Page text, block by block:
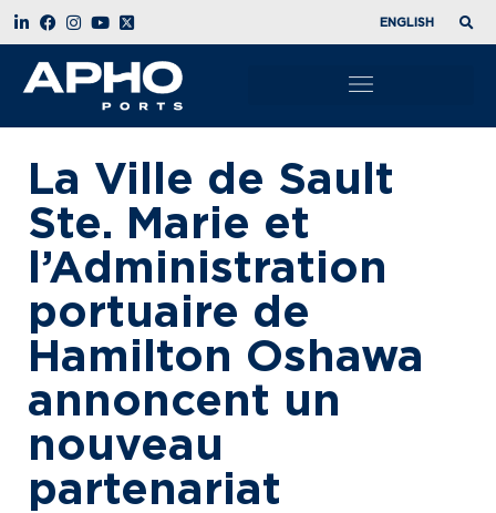
ENGLISH
La Ville de Sault
Ste. Marie et
l’Administration
portuaire de
Hamilton Oshawa
annoncent un
nouveau
partenariat